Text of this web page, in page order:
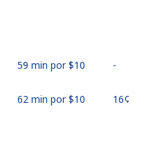
59 min por ⁦$10⁩ -
62 min por ⁦$10⁩ ⁦16¢⁩